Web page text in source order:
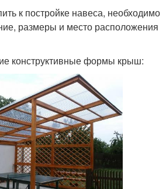
к постройке навеса, необходимо
размеры и место расположения
конструктивные формы крыш: